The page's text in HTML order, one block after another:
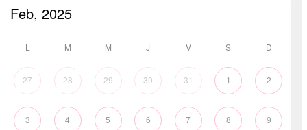
L M M J V S D
27 28 29 30 31 1 2
3 4 5 6 7 8 9